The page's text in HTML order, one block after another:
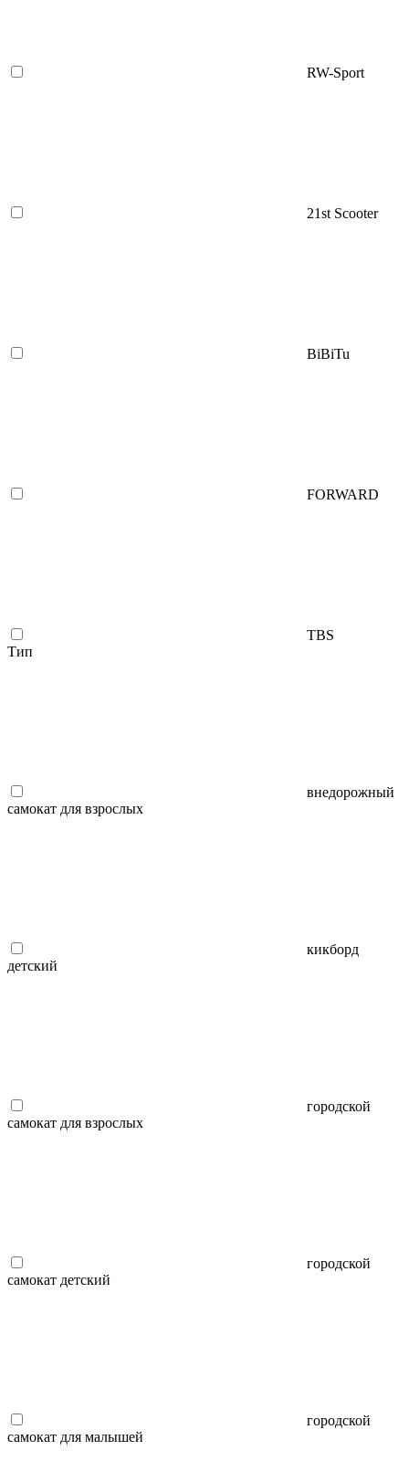
RW-Sport
21st Scooter
BiBiTu
FORWARD
TBS
Тип
внедорожный
самокат для взрослых
кикборд
детский
городской
самокат для взрослых
городской
самокат детский
городской
самокат для малышей